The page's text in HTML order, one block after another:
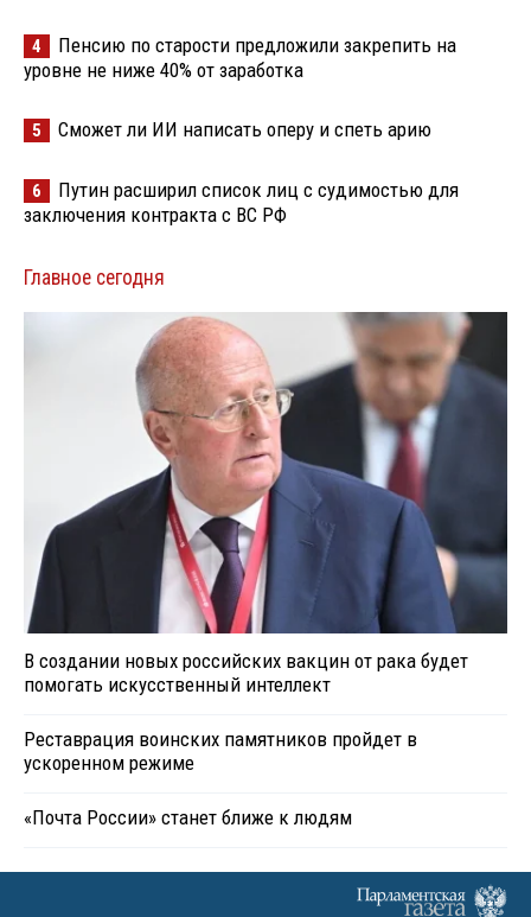
4
Пенсию по старости предложили закрепить на
уровне не ниже 40% от заработка
5 Сможет ли ИИ написать оперу и спеть арию
6
Путин расширил список лиц с судимостью для
заключения контракта с ВС РФ
Главное сегодня
В создании новых российских вакцин от рака будет
помогать искусственный интеллект
Реставрация воинских памятников пройдет в
ускоренном режиме
«Почта России» станет ближе к людям